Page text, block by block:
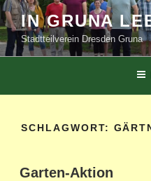
Zum
Inhalt
springen
IN GRUNA
Stadtteilverein Dresden Gruna
SCHLAGWORT:
Garten-Aktion